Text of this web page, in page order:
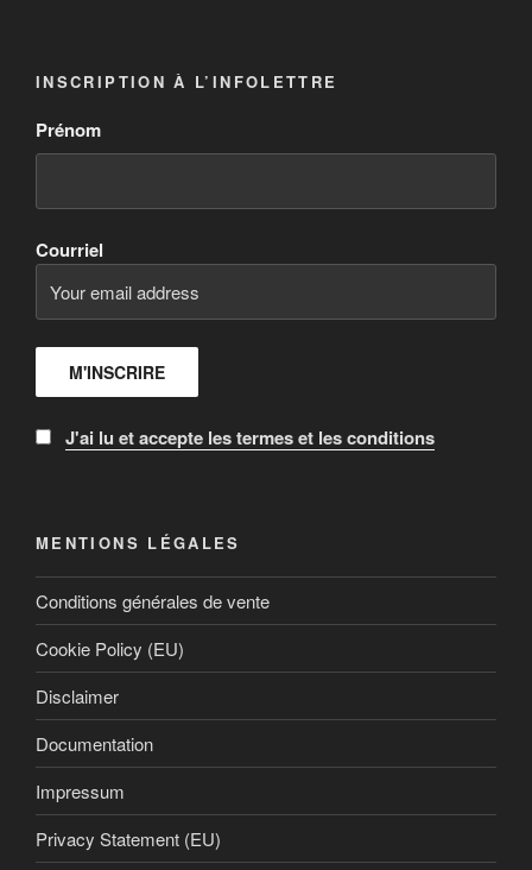
Qui fait quoi?
Greenpeace
Équiterre
Qui fait quoi?
INSCRIPTION À L’INFOLETTRE
Prénom
Courriel
J'ai lu et accepte les termes et les conditions
MENTIONS LÉGALES
Conditions générales de vente
Cookie Policy (EU)
Disclaimer
Documentation
Impressum
Privacy Statement (EU)